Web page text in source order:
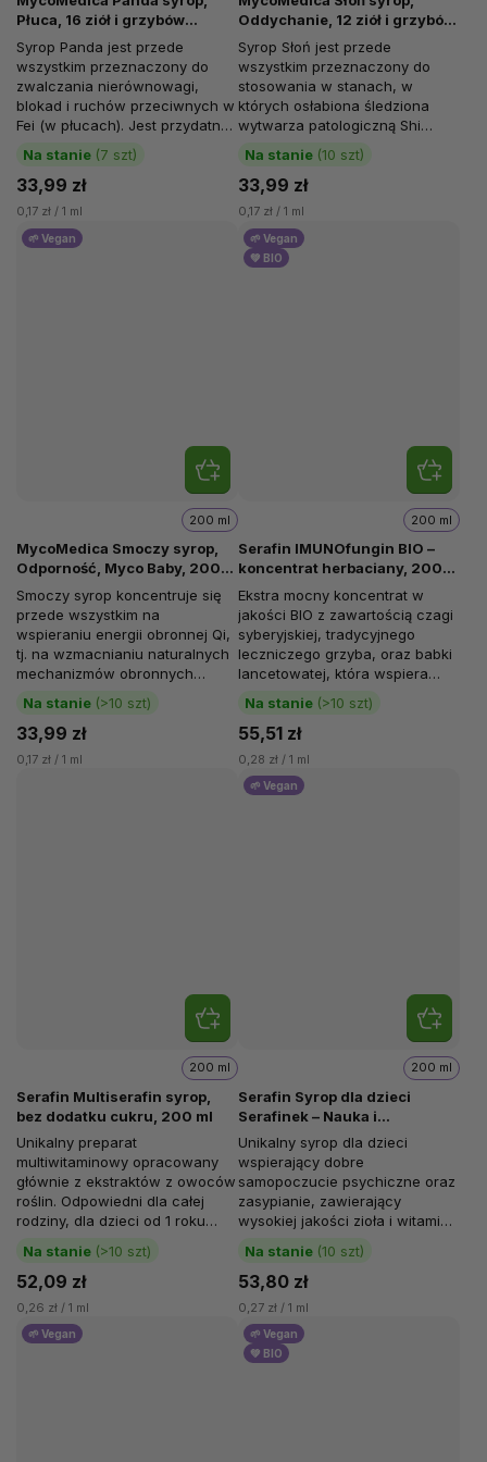
Płuca, 16 ziół i grzybów
witalnych, 200 ml
Na stanie (7 szt)
33,99 zł
0,17 zł / 1 ml
Syrop Panda jest przede
wszystkim przeznaczony do
zwalczania nierównowagi,
blokad i ruchów przeciwnych w
Fei (w płucach). Jest przydatny
w stanach, w których płuca
wysyłają...
Oddychanie, 12 ziół i grzybów
witalnych, 200 ml
Na stanie (10 szt)
33,99 zł
0,17 zł / 1 ml
Syrop Słoń jest przede
wszystkim przeznaczony do
stosowania w stanach, w
których osłabiona śledziona
wytwarza patologiczną Shi
(wilgoć), która wzrasta,
wytwarzając Tan (flegmę)...
🌱 Vegan
MycoMedica Smoczy syrop,
Odporność, Myco Baby, 200
ml
Na stanie (>10 szt)
200 ml
33,99 zł
0,17 zł / 1 ml
Smoczy syrop koncentruje się
przede wszystkim na
wspieraniu energii obronnej Qi,
tj. na wzmacnianiu naturalnych
mechanizmów obronnych
organizmu i uzupełnianiu
ogólnej siły...
🌱 Vegan
💚 BIO
Serafin IMUNOfungin BIO –
koncentrat herbaciany, 200
ml
Na stanie (>10 szt)
200 ml
55,51 zł
0,28 zł / 1 ml
Ekstra mocny koncentrat w
jakości BIO z zawartością czagi
syberyjskiej, tradycyjnego
leczniczego grzyba, oraz babki
lancetowatej, która wspiera
układ oddechowy, naturalną...
Serafin Multiserafin syrop,
bez dodatku cukru, 200 ml
Na stanie (>10 szt)
200 ml
52,09 zł
0,26 zł / 1 ml
Unikalny preparat
multiwitaminowy opracowany
głównie z ekstraktów z owoców
roślin. Odpowiedni dla całej
rodziny, dla dzieci od 1 roku
życia, a także dla kobiet w ciąży
i...
🌱 Vegan
Serafin Syrop dla dzieci
Serafinek – Nauka i
koncentracja, 200 ml
Na stanie (10 szt)
200 ml
53,80 zł
0,27 zł / 1 ml
Unikalny syrop dla dzieci
wspierający dobre
samopoczucie psychiczne oraz
zasypianie, zawierający
wysokiej jakości zioła i witaminy
w oryginalnej recepturze.
🌱 Vegan
🌱 Vegan
💚 BIO